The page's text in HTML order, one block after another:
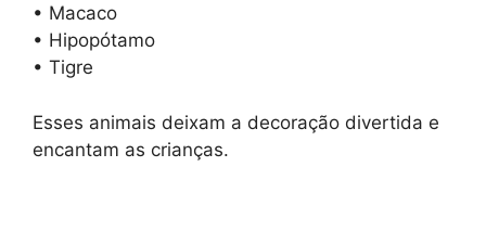
• Macaco
• Hipopótamo
• Tigre
Esses animais deixam a decoração divertida e
encantam as crianças.